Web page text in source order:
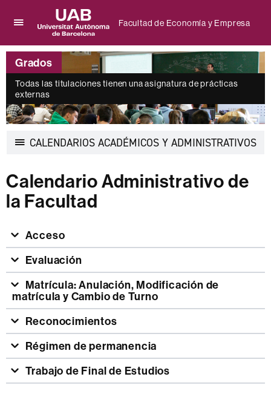
aquí
para
desplegar
el
menú
de
Facultad
Economía
Universitat
Autònoma
de
Barcelona
Facultad de Economía y Empresa
Grados
Todas las titulaciones tienen una asignatura de prácticas
externas
CALENDARIOS ACADÉMICOS Y ADMINISTRATIVOS
Calendario Administrativo de
la Facultad
Acceso
Evaluación
matrícula y Cambio de Turno
Reconocimientos
Régimen de permanencia
Trabajo de Final de Estudios